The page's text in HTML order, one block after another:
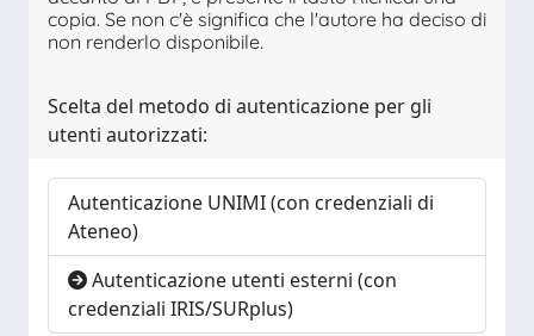
copia. Se non c'è significa che l'autore ha deciso di
non renderlo disponibile.
Scelta del metodo di autenticazione per gli
utenti autorizzati:
Autenticazione UNIMI (con credenziali di
Ateneo)
Autenticazione utenti esterni (con
credenziali IRIS/SURplus)